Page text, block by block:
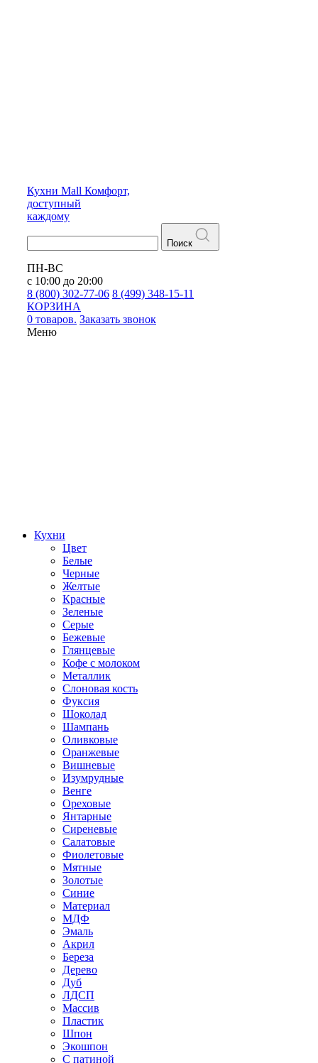
Кухни Mall Комфорт,
доступный
каждому
Поиск
ПН-ВС
с 10:00 до 20:00
8 (800) 302-77-06 8 (499) 348-15-11
КОРЗИНА
0 товаров. Заказать звонок
Меню
Кухни
Цвет
Белые
Черные
Желтые
Красные
Зеленые
Серые
Бежевые
Глянцевые
Кофе с молоком
Металлик
Слоновая кость
Фуксия
Шоколад
Шампань
Оливковые
Оранжевые
Вишневые
Изумрудные
Венге
Ореховые
Янтарные
Сиреневые
Салатовые
Фиолетовые
Мятные
Золотые
Синие
Материал
МДФ
Эмаль
Акрил
Береза
Дерево
Дуб
ЛДСП
Массив
Пластик
Шпон
Экошпон
С патиной